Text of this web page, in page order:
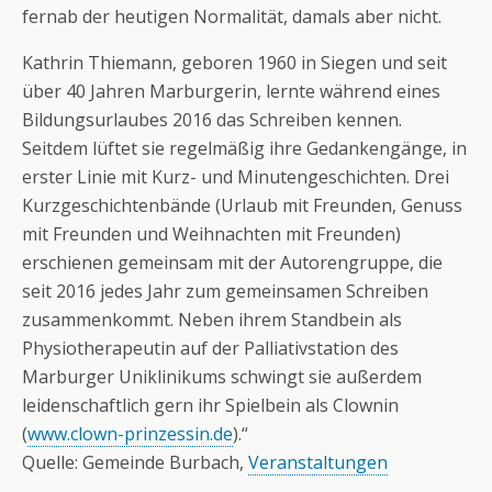
fernab der heutigen Normalität, damals aber nicht.
Kathrin Thiemann, geboren 1960 in Siegen und seit
über 40 Jahren Marburgerin, lernte während eines
Bildungsurlaubes 2016 das Schreiben kennen.
Seitdem lüftet sie regelmäßig ihre Gedankengänge, in
erster Linie mit Kurz- und Minutengeschichten. Drei
Kurzgeschichtenbände (Urlaub mit Freunden, Genuss
mit Freunden und Weihnachten mit Freunden)
erschienen gemeinsam mit der Autorengruppe, die
seit 2016 jedes Jahr zum gemeinsamen Schreiben
zusammenkommt. Neben ihrem Standbein als
Physiotherapeutin auf der Palliativstation des
Marburger Uniklinikums schwingt sie außerdem
leidenschaftlich gern ihr Spielbein als Clownin
(www.clown-prinzessin.de).“
Quelle: Gemeinde Burbach, Veranstaltungen